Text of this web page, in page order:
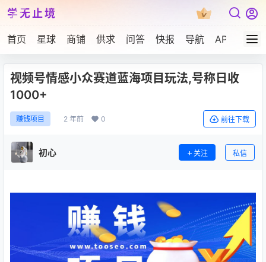
学无止境
首页 星球 商铺 供求 问答 快报 导航 APP下载
视频号情感小众赛道蓝海项目玩法,号称日收
1000+
赚钱项目 2 年前 0 前往下载
初心 关注 私信